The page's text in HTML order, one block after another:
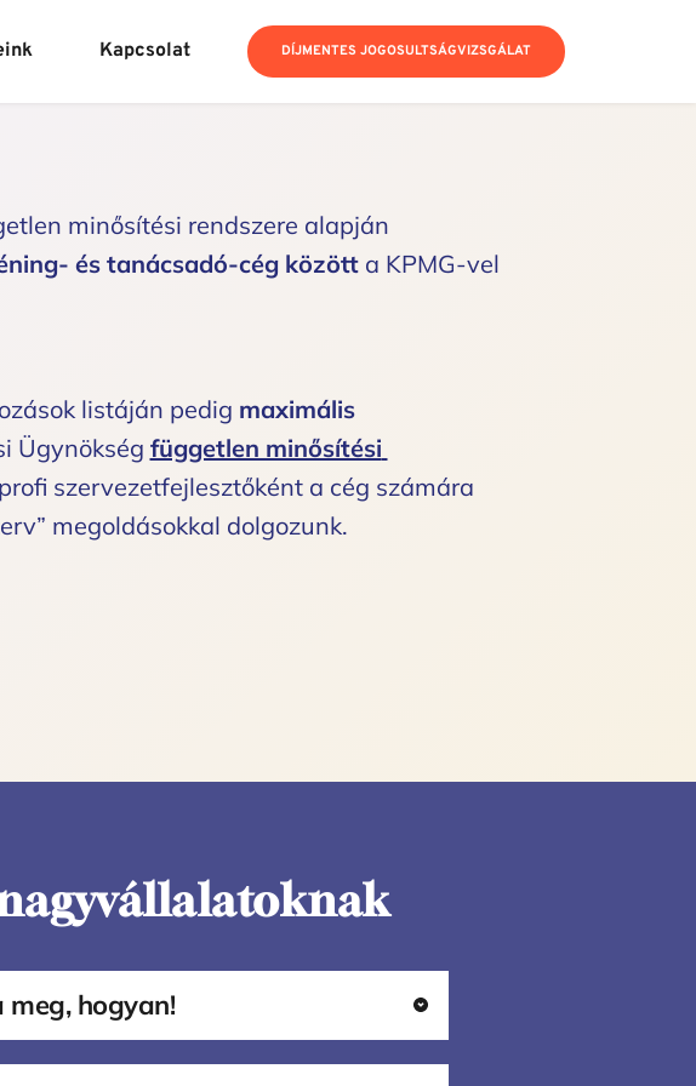
Kapcsolat DÍJMENTES JOGOSULTSÁGVIZSGÁLAT
minősítési rendszere alapján
és tanácsadó-cég között a KPMG-vel
listáján pedig maximális
Ügynökség független minősítési
szervezetfejlesztőként a cég számára
megoldásokkal dolgozunk.
hogyan!
és igénybe veszik az 1 főre jutó